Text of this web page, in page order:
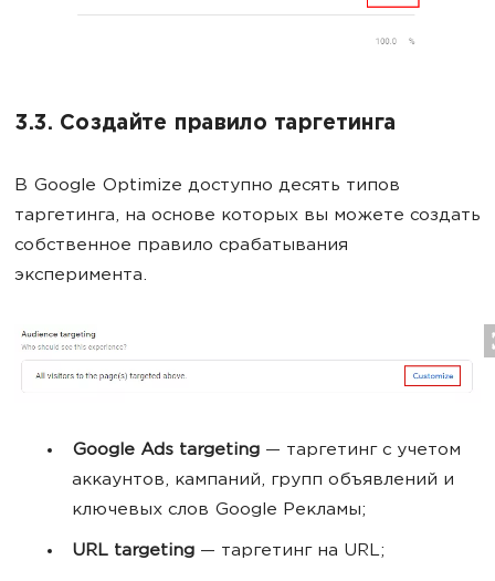
3.3. Создайте правило таргетинга
В Google Optimize доступно десять типов
таргетинга, на основе которых вы можете создать
собственное правило срабатывания
эксперимента.
Google Ads targeting — таргетинг с учетом
аккаунтов, кампаний, групп объявлений и
ключевых слов Google Рекламы;
URL targeting — таргетинг на URL;